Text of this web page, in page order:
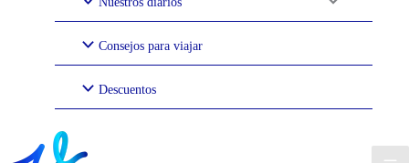
Consejos para viajar
Descuentos